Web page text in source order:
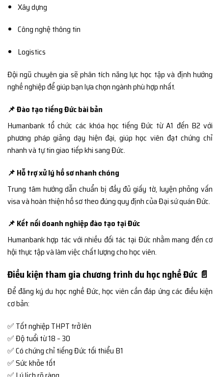
Xây dựng
Công nghệ thông tin
Logistics
Đội ngũ chuyên gia sẽ phân tích năng lực học tập và định hướng
nghề nghiệp để giúp bạn lựa chọn ngành phù hợp nhất.
📌 Đào tạo tiếng Đức bài bản
Humanbank tổ chức các khóa học tiếng Đức từ A1 đến B2 với
phương pháp giảng dạy hiện đại, giúp học viên đạt chứng chỉ
nhanh và tự tin giao tiếp khi sang Đức.
📌 Hỗ trợ xử lý hồ sơ nhanh chóng
Trung tâm hướng dẫn chuẩn bị đầy đủ giấy tờ, luyện phỏng vấn
visa và hoàn thiện hồ sơ theo đúng quy định của Đại sứ quán Đức.
📌 Kết nối doanh nghiệp đào tạo tại Đức
Humanbank hợp tác với nhiều đối tác tại Đức nhằm mang đến cơ
hội thực tập và làm việc chất lượng cho học viên.
Điều kiện tham gia chương trình du học nghề Đức 📄
Để đăng ký du học nghề Đức, học viên cần đáp ứng các điều kiện
cơ bản:
✅ Tốt nghiệp THPT trở lên
✅ Độ tuổi từ 18 – 30
✅ Có chứng chỉ tiếng Đức tối thiểu B1
✅ Sức khỏe tốt